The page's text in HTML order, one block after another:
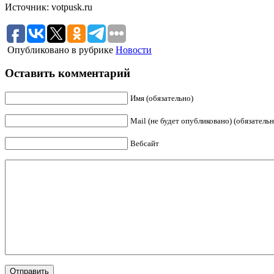
Источник: votpusk.ru
Опубликовано в рубрике Новости
Оставить комментарий
Имя (обязательно)
Mail (не будет опубликовано)
Вебсайт